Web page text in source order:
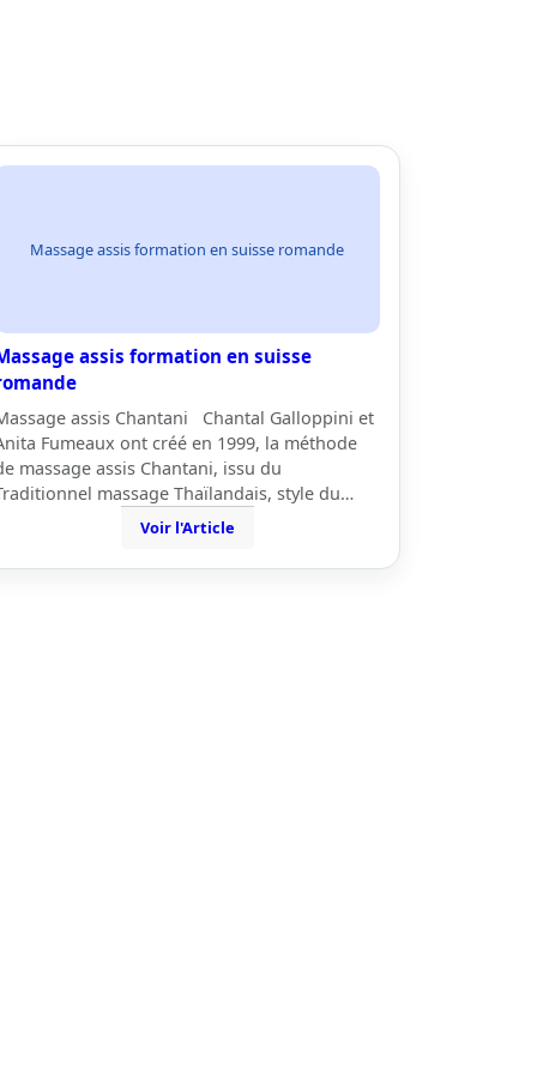
Massage assis formation en suisse romande
assis formation en suisse
assis Chantani Chantal Galloppini et
Fumeaux ont créé en 1999, la méthode
massage assis Chantani, issu du
massage Thaïlandais, style du…
Voir l'Article